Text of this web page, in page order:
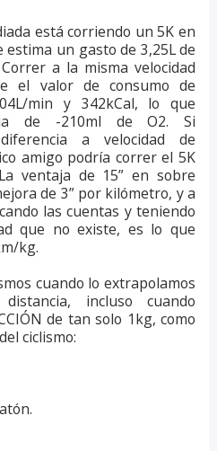
está corriendo un 5K en
estima un gasto de 3,25L de
a la misma velocidad
el valor de consumo de
min y 342kCal, lo que
de -210ml de O2. Si
a velocidad de
amigo podría correr el 5K
La ventaja de 15” en sobre
de 3” por kilómetro, y a
las cuentas y teniendo
que no existe, es lo que
kg.
cuando lo extrapolamos
incluso cuando
de tan solo 1kg, como
ciclismo: